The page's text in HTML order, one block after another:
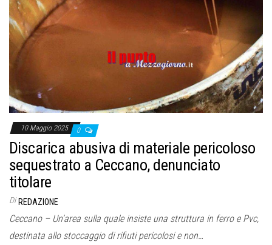
10 Maggio 2025 0
Discarica abusiva di materiale pericoloso
sequestrato a Ceccano, denunciato
titolare
Di REDAZIONE
Ceccano – Un’area sulla quale insiste una struttura in ferro e Pvc,
destinata allo stoccaggio di rifiuti pericolosi e non…